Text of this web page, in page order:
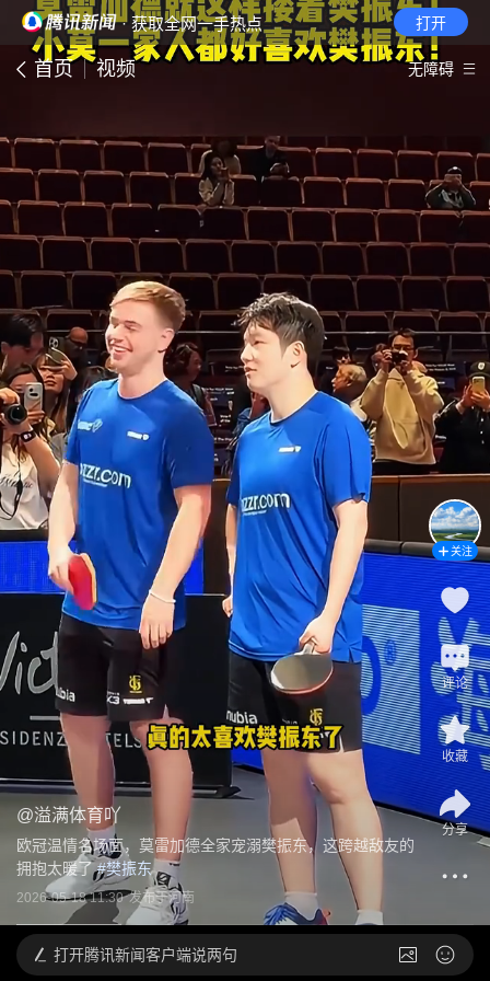
· 获取全网一手热点 打开
首页 视频 无障碍
@溢满体育吖
欧冠温情名场面，莫雷加德全家宠溺樊振东，这跨越敌友的
拥抱太暖了 #樊振东
2026-05-18 11:30 发布于河南
关注
评论
收藏
分享
打开腾讯新闻客户端说两句